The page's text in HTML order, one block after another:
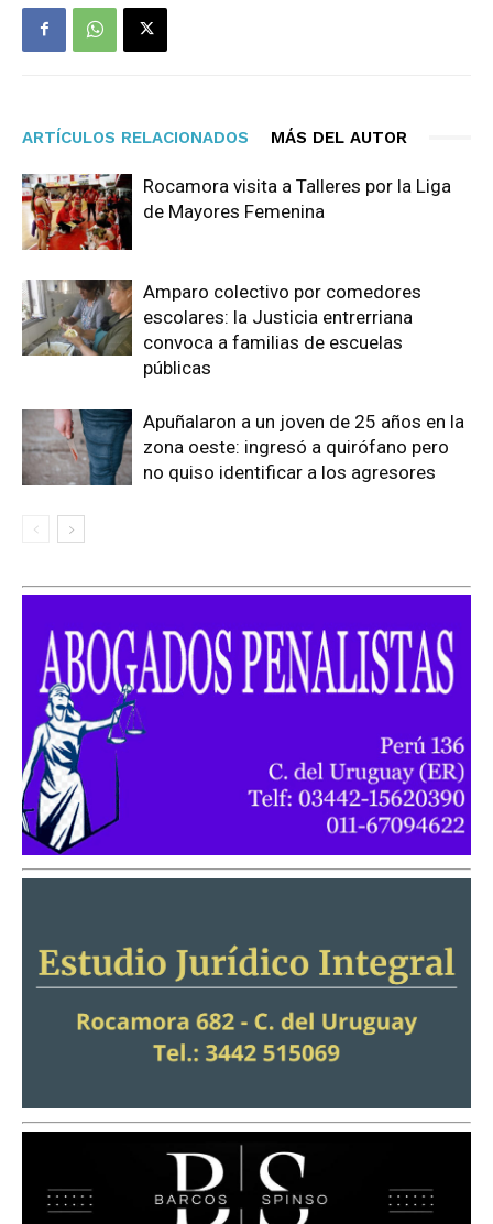
ARTÍCULOS RELACIONADOS MÁS DEL AUTOR
Rocamora visita a Talleres por la Liga
de Mayores Femenina
Amparo colectivo por comedores
escolares: la Justicia entrerriana
convoca a familias de escuelas
públicas
Apuñalaron a un joven de 25 años en la
zona oeste: ingresó a quirófano pero
no quiso identificar a los agresores